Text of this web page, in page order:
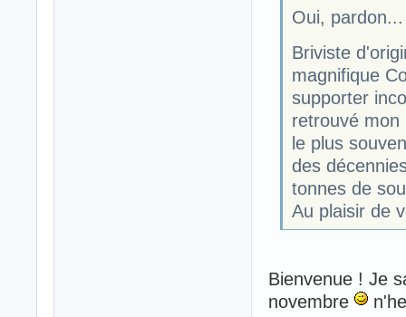
Oui, pardon...
Briviste
magnifique
supporter
retrouvé mon
le plus
des
tonnes de
Au plaisir de
Bienvenue ! Je
novembre